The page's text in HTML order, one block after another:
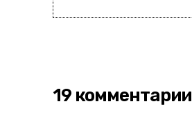
19 комментарии